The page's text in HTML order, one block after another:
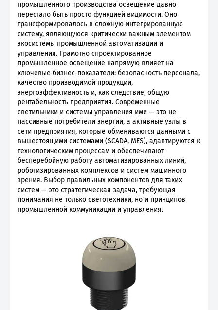
промышленного производства освещение давно
перестало быть просто функцией видимости. Оно
трансформировалось в сложную интегрированную
систему, являющуюся критически важным элементом
экосистемы промышленной автоматизации и
управления. Грамотно спроектированное
промышленное освещение напрямую влияет на
ключевые бизнес-показатели: безопасность персонала,
качество производимой продукции,
энергоэффективность и, как следствие, общую
рентабельность предприятия. Современные
светильники и системы управления ими — это не
пассивные потребители энергии, а активные узлы в
сети предприятия, которые обмениваются данными с
вышестоящими системами (SCADA, MES), адаптируются к
технологическим процессам и обеспечивают
бесперебойную работу автоматизированных линий,
роботизированных комплексов и систем машинного
зрения. Выбор правильных компонентов для таких
систем — это стратегическая задача, требующая
понимания не только светотехники, но и принципов
промышленной коммуникации и управления.